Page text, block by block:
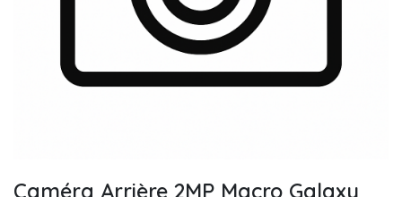
Caméra Arrière 2MP Macro Galaxy